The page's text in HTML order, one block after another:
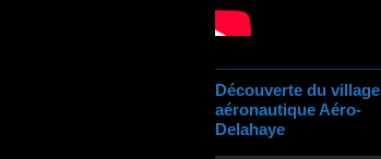
Découverte du village
aéronautique Aéro-
Delahaye